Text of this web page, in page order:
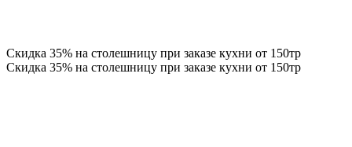
Скидка 35% на столешницу при заказе кухни от 150тр
Скидка 35% на столешницу при заказе кухни от 150тр